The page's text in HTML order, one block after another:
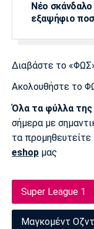
Ίντερ
Μπορούσια
Νέο σκάνδαλο
εξαψήφιο
Διαβάστε το
Ακολουθήστε το
Όλα τα φύλλα της
σήμερα με
τα
eshop μας
Super League 1
Μαγκομέντ